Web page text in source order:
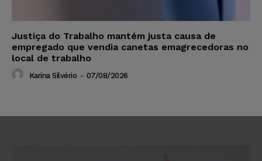
Justiça do Trabalho mantém justa causa de
empregado que vendia canetas emagrecedoras no
local de trabalho
Karina Silvério - 07/08/2026